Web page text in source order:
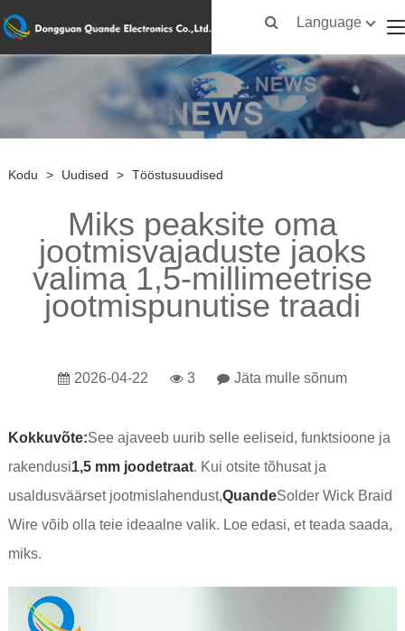
Language
Kodu > Uudised > Tööstusuudised
Miks peaksite oma
jootmisvajaduste jaoks
valima 1,5-millimeetrise
jootmispunutise traadi
2026-04-22 3 Jäta mulle sõnum
Kokkuvõte:See ajaveeb uurib selle eeliseid, funktsioone ja
rakendusi1,5 mm joodetraat. Kui otsite tõhusat ja
usaldusväärset jootmislahendust,QuandeSolder Wick Braid
Wire võib olla teie ideaalne valik. Loe edasi, et teada saada,
miks.